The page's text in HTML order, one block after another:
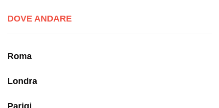
DOVE ANDARE
Roma
Londra
Parigi